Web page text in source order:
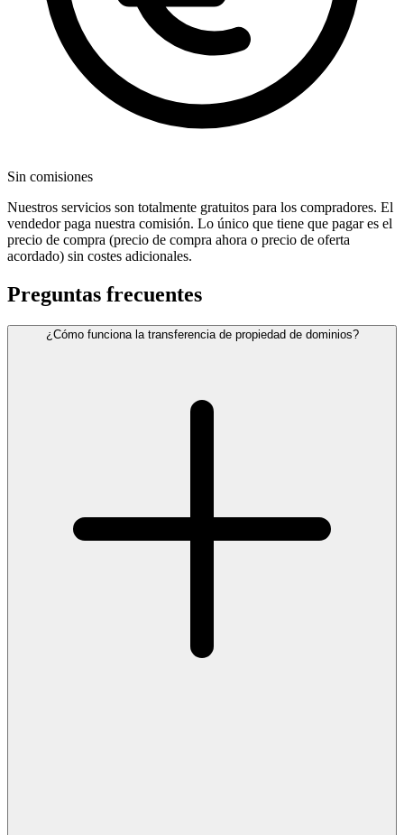
Sin comisiones
Nuestros servicios son totalmente gratuitos para los compradores. El
vendedor paga nuestra comisión. Lo único que tiene que pagar es el
precio de compra (precio de compra ahora o precio de oferta
acordado) sin costes adicionales.
Preguntas frecuentes
¿Cómo funciona la transferencia de propiedad de dominios?